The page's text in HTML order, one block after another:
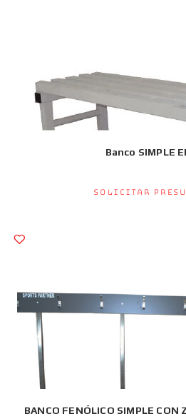
Banco SIMPLE
Solicitar
BANCO FENÓLICO SIMPLE CON